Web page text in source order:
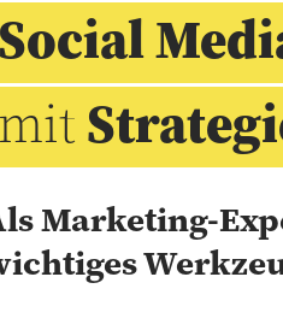
Social
mit
Marketing-